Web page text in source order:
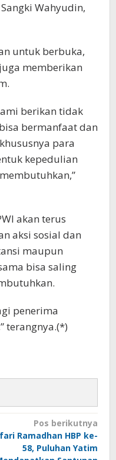
Wahyudin,
untuk berbuka,
memberikan
berikan tidak
bermanfaat dan
para
kepedulian
akan terus
aksi sosial dan
maupun
bisa saling
penerima
terangnya.(*)
Pos berikutnya
Ramadhan HBP ke-
58, Puluhan Yatim